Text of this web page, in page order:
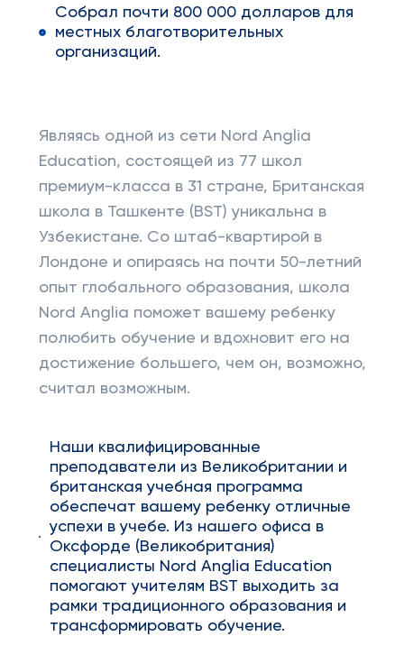
Собрал почти 800 000 долларов для
местных благотворительных
организаций.
Являясь одной из сети Nord Anglia
Education, состоящей из 77 школ
премиум-класса в 31 стране, Британская
школа в Ташкенте (BST) уникальна в
Узбекистане. Со штаб-квартирой в
Лондоне и опираясь на почти 50-летний
опыт глобального образования, школа
Nord Anglia поможет вашему ребенку
полюбить обучение и вдохновит его на
достижение большего, чем он, возможно,
считал возможным.
Наши квалифицированные
преподаватели из Великобритании и
британская учебная программа
обеспечат вашему ребенку отличные
успехи в учебе. Из нашего офиса в
Оксфорде (Великобритания)
специалисты Nord Anglia Education
помогают учителям BST выходить за
рамки традиционного образования и
трансформировать обучение.